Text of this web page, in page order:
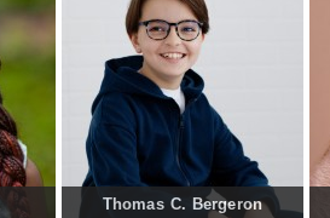
Thomas C. Bergeron